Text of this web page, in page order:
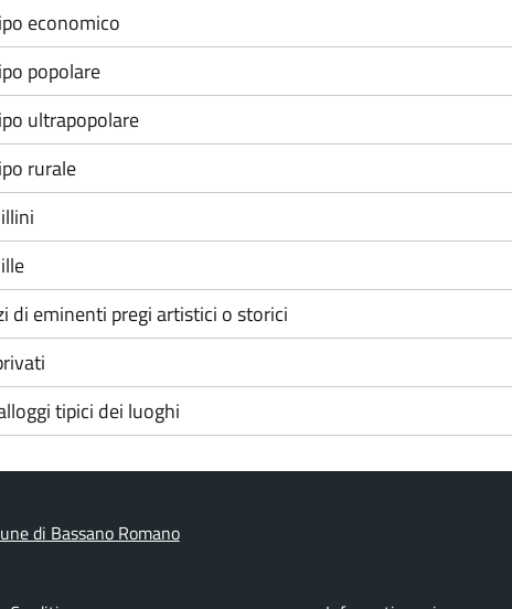
economico
popolare
ultrapopolare
rurale
di eminenti pregi artistici o storici
tipici dei luoghi
di Bassano Romano